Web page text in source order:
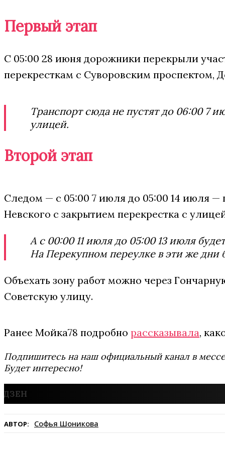
Первый этап
С 05:00 28 июня дорожники перекрыли
перекресткам с Суворовским проспектом,
Транспорт сюда не пустят до 06:00 7
улицей.
Второй этап
Следом — с 05:00 7 июля до 05:00 14 июля
Невского с закрытием перекрестка с
А с 00:00 11 июля до 05:00 13 июля
На Перекупном переулке в эти же дни
Объехать зону работ можно через
Советскую улицу.
Ранее Мойка78 подробно рассказывала,
Подпишитесь на наш официальный канал в
Будет интересно!
АВТОР: Софья Шоникова